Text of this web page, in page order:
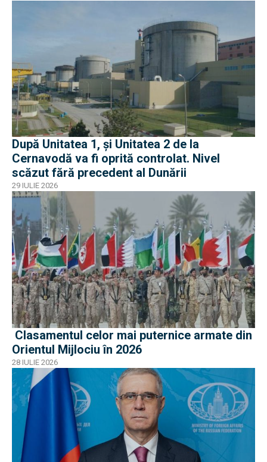
După Unitatea 1, și Unitatea 2 de la
Cernavodă va fi oprită controlat. Nivel
scăzut fără precedent al Dunării
29 IULIE 2026
Clasamentul celor mai puternice armate din
Orientul Mijlociu în 2026
28 IULIE 2026